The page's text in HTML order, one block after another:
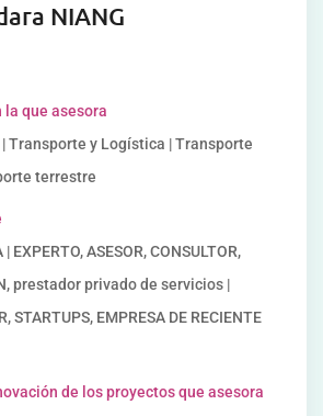
NIANG
la que asesora
Transporte y Logística | Transporte
terrestre
EXPERTO, ASESOR, CONSULTOR,
prestador privado de servicios |
STARTUPS, EMPRESA DE RECIENTE
de los proyectos que asesora